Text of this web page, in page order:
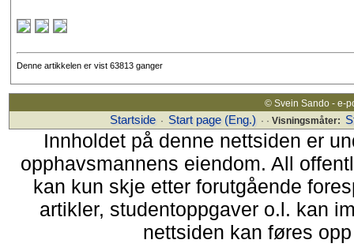
Denne artikkelen er vist 63813 ganger
© Svein Sando - e-
Startside · Start page (Eng.) · · Visningsmåter:
Innholdet på denne nettsiden er
opphavsmannens eiendom. All
kan kun skje etter forutgående
artikler, studentoppgaver o.l. kan
nettsiden kan føres